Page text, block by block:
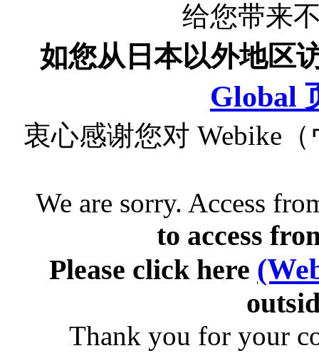
给您带来
如您从日本以外地区
Global
衷心感谢您对 Webike
We are sorry. Access
to access
Please click here
Thank you for your